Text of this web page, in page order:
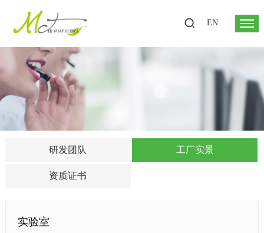
EN
研发团队 工厂实景
资质证书
实验室